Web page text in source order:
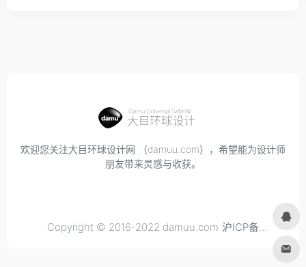
欢迎您关注大目环球设计网 （damuu.com），希望能为设计师
朋友带来灵感与收获。
Copyright © 2016-2022 damuu.com 沪ICP备